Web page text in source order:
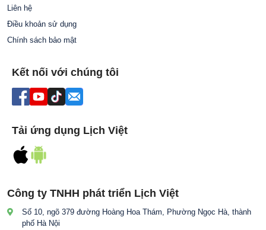
Công ty TNHH phát triển Lịch Việt
Số 10, ngõ 379 đường Hoàng Hoa Thám, Phường Ngọc Hà, thành
phố Hà Nội
Liên hệ
Điều khoản sử dụng
Chính sách bảo mật
Kết nối với chúng tôi
Tải ứng dụng Lịch Việt